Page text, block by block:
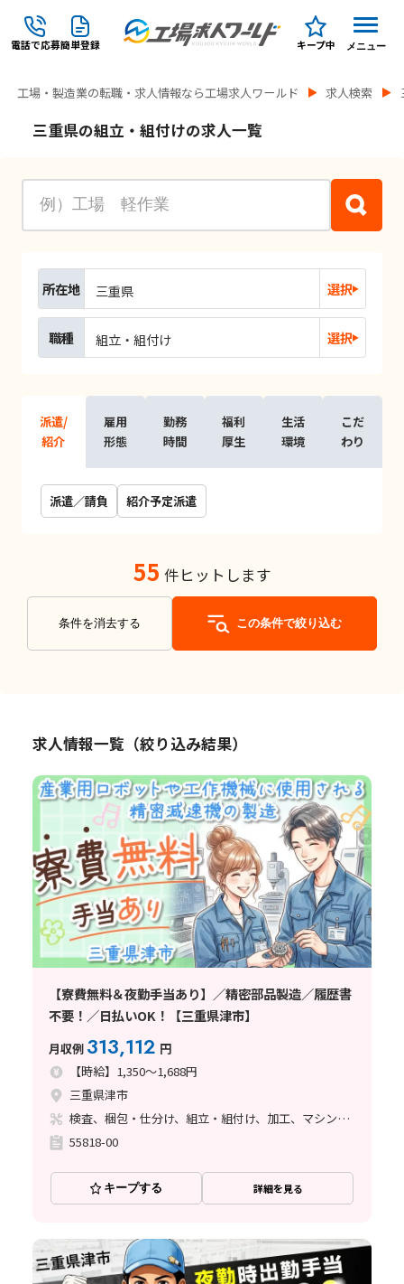
電話で応募簡単登録 キープ中 メニュー
工場・製造業の転職・求人情報なら工場求人ワールド 求人検索
三重県の組立・組付けの求人一覧
所在地 三重県 選択
職種 組立・組付け 選択
派遣/
紹介
雇用
形態
勤務
時間
福利
厚生
生活
環境
こだ
わり
派遣／請負 紹介予定派遣
55 件ヒットします
条件を消去する この条件で絞り込む
求人情報一覧（絞り込み結果）
【寮費無料＆夜勤手当あり】／精密部品製造／履歴書
不要！／日払いOK！【三重県津市】
月収例 313,112 円
【時給】1,350～1,688円
三重県津市
検査、梱包・仕分け、組立・組付け、加工、マシンオペレーター、清掃・洗浄、品質管理、ライン作業、バリ取り
55818-00
キープする 詳細を見る